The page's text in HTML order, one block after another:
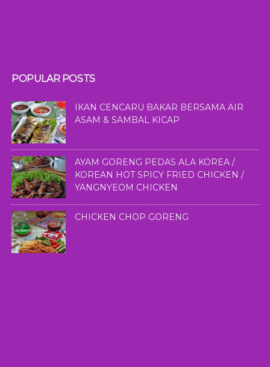
POPULAR POSTS
IKAN CENCARU BAKAR BERSAMA AIR
ASAM & SAMBAL KICAP
AYAM GORENG PEDAS ALA KOREA /
KOREAN HOT SPICY FRIED CHICKEN /
YANGNYEOM CHICKEN
CHICKEN CHOP GORENG